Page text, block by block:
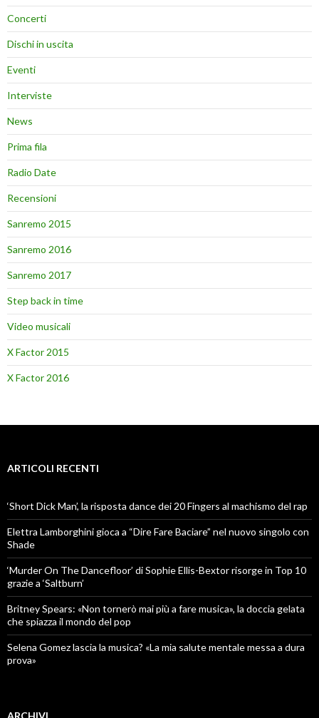
Concerti
Dischi in uscita
Eventi
Interviste
News
Prima fila
Radio Date
Recensioni
Sanremo 2015
Sanremo 2016
Sanremo 2017
Step back in time
Video musicali
X Factor 2015
X Factor 2016
ARTICOLI RECENTI
‘Short Dick Man’, la risposta dance dei 20 Fingers al machismo del rap
Elettra Lamborghini gioca a “Dire Fare Baciare” nel nuovo singolo con
Shade
‘Murder On The Dancefloor’ di Sophie Ellis-Bextor risorge in Top 10
grazie a ‘Saltburn’
Britney Spears: «Non tornerò mai più a fare musica», la doccia gelata
che spiazza il mondo del pop
Selena Gomez lascia la musica? «La mia salute mentale messa a dura
prova»
ARCHIVI